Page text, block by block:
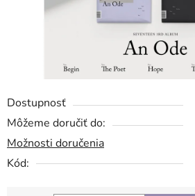
Dostupnosť
Môžeme doručiť do:
Možnosti doručenia
Kód: